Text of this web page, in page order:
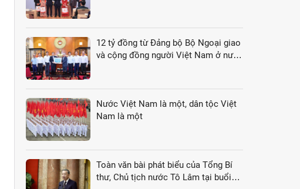
12 tỷ đồng từ Đảng bộ Bộ Ngoại giao
và cộng đồng người Việt Nam ở nước
Nước Việt Nam là một, dân tộc Việt
Nam là một
Toàn văn bài phát biểu của Tổng Bí
thư, Chủ tịch nước Tô Lâm tại buổi